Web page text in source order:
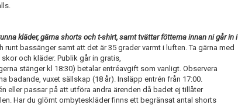
kläder, gärna shorts och t-shirt, samt tvättar fötterna innan ni går in i
runt bassänger samt att det är 35 grader varmt i luften. Ta gärna med
och kläder. Publik går in gratis,
stänger kl 18:30) betalar entréavgift som vanligt. Observera
badande, vuxet sällskap (18 år). Insläpp entrén från 17:00.
eller passar på att utföra andra ärenden då badet ej tillåter
Har du glömt ombyteskläder finns ett begränsat antal shorts